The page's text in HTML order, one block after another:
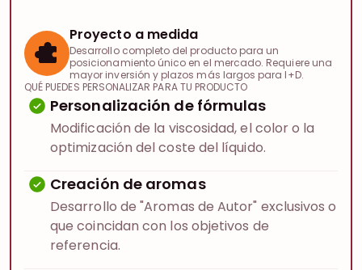
Proyecto a medida
Desarrollo completo del producto para un
posicionamiento único en el mercado. Requiere una
mayor inversión y plazos más largos para I+D.
QUÉ PUEDES PERSONALIZAR PARA TU PRODUCTO
Personalización de fórmulas
Modificación de la viscosidad, el color o la
optimización del coste del líquido.
Creación de aromas
Desarrollo de "Aromas de Autor" exclusivos o
que coincidan con los objetivos de
referencia.